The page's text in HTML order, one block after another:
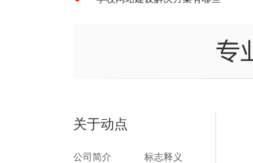
关于动点
公司简介
标志释义